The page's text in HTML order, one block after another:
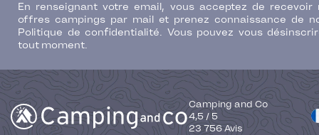
En renseignant votre email, vous acceptez de recevoir
offres campings par mail et prenez connaissance de
Politique de confidentialité. Vous pouvez vous
tout moment.
Camping and Co
4,5 / 5
23 756Avis